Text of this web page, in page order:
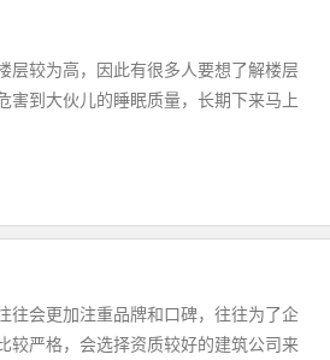
层较为高，因此有很多人要想了解楼层
害到大伙儿的睡眠质量，长期下来马上
往会更加注重品牌和口碑，往往为了企
较严格，会选择资质较好的建筑公司来